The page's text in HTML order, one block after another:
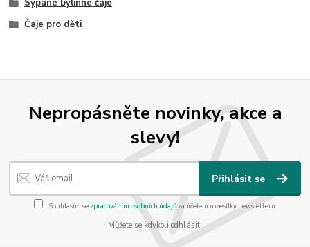
Sypané bylinné čaje
Čaje pro děti
Nepropásněte novinky, akce a
slevy!
Přihlásit se
Souhlasím se zpracováním osobních údajůza účelem rozesílky newsletteru.
Můžete se kdykoli odhlásit.